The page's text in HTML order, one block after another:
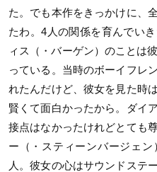
た。でも本作をきっかけに、
たわ。4人の関係を育んでい
ィス（・バーゲン）のことは
っている。当時のボーイフレ
れたんだけど、彼女を見た時
賢くて面白かったから。ダイ
接点はなかったけれどとても
ー（・スティーンバージェ
人。彼女の心はサウンドステ